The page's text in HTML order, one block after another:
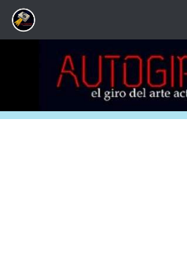
Saltar al contenido